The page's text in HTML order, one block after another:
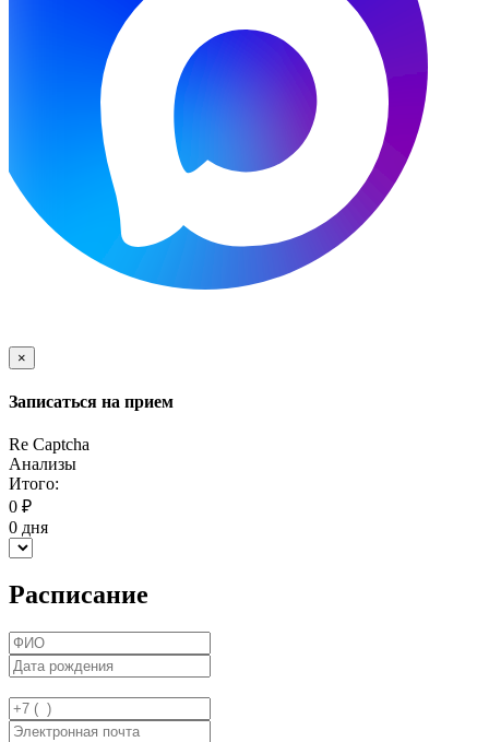
×
Записаться на прием
Re Captcha
Анализы
Итого:
0 ₽
0 дня
Расписание